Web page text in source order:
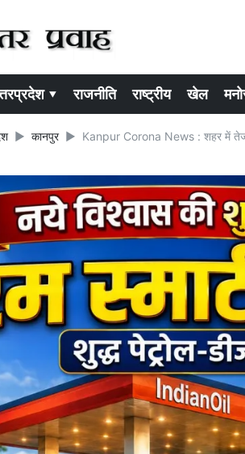
▾ राजनीति राष्ट्रीय खेल
कानपुर Kanpur Corona News : शहर में